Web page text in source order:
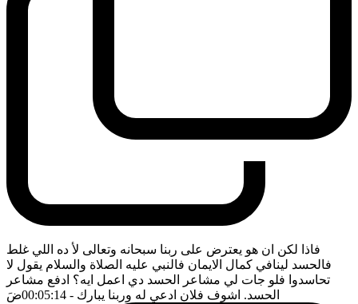
فاذا لكن ان هو يعترض على ربنا سبحانه وتعالى لأ ده اللي غلط
فالحسد لينافي كمال الايمان فالنبي عليه الصلاة والسلام يقول لا
تحاسدوا فلو جات لي مشاعر الحسد دي اعمل ايه؟ ادفع مشاعر
الحسد. اشوف فلان ادعي له وربنا يبارك - 00:05:14 ضَ